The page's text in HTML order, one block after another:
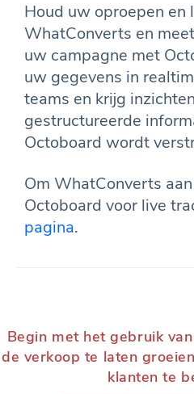
Houd uw oproepen en
WhatConverts en
uw campagne met
uw gegevens in
teams en krijg
gestructureerde
Octoboard wordt
Om WhatConverts
Octoboard voor live
pagina.
Begin met het gebruik
de verkoop te laten
klanten te